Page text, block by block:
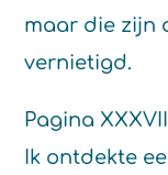
maar die zijn
vernietigd.
Pagina XXXVII
Ik ontdekte